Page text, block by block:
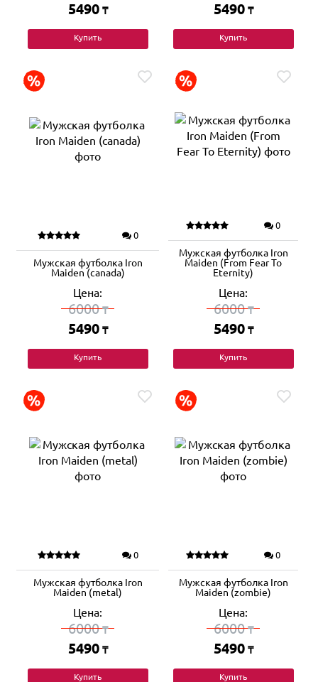
5490 ₸
Купить
5490 ₸
Купить
0
Мужская футболка Iron
Maiden (canada)
Цена:
6000₸
5490 ₸
Купить
0
Мужская футболка Iron
Maiden (From Fear To
Eternity)
Цена:
6000₸
5490 ₸
Купить
0
Мужская футболка Iron
Maiden (metal)
Цена:
6000₸
5490 ₸
Купить
0
Мужская футболка Iron
Maiden (zombie)
Цена:
6000₸
5490 ₸
Купить